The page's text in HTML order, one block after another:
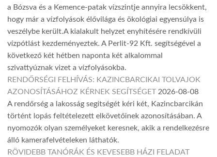
a Bózsva és a Kemence-patak vízszintje annyira lecsökkent,
hogy már a vízfolyások élővilága és ökológiai egyensúlya is
veszélybe került.A kialakult helyzet enyhítésére rendkívüli
vízpótlást kezdeményeztek. A Perlit-92 Kft. segítségével a
következő két hétben naponta két alkalommal
szivattyúznak vizet a vízfolyásokba.
RENDŐRSÉGI FELHÍVÁS: KAZINCBARCIKAI TOLVAJOK
AZONOSÍTÁSÁHOZ KÉRNEK SEGÍTSÉGET 2026-08-08
A rendőrség a lakosság segítségét kéri két, Kazincbarcikán
történt lopás feltételezett elkövetőinek azonosításában. A
nyomozók olyan személyeket keresnek, akik a rendelkezésre
álló kamerafelvételeken láthatók.
RÖVIDEBB TANÓRÁK ÉS KEVESEBB HÁZI FELADAT